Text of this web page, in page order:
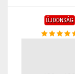
ÚJDONSÁG